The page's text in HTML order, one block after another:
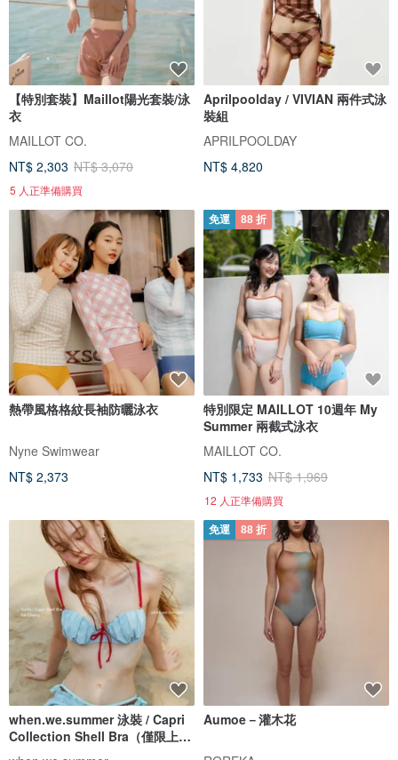
【特別套裝】Maillot陽光套裝/泳
衣
MAILLOT CO.
NT$ 2,303 NT$ 3,070
5 人正準備購買
Aprilpoolday / VIVIAN 兩件式泳
裝組
APRILPOOLDAY
NT$ 4,820
熱帶風格格紋長袖防曬泳衣
Nyne Swimwear
NT$ 2,373
免運 88 折
特別限定 MAILLOT 10週年 My
Summer 兩截式泳衣
MAILLOT CO.
NT$ 1,733 NT$ 1,969
12 人正準備購買
when.we.summer 泳裝 / Capri
Collection Shell Bra（僅限上
衣）
免運 88 折
Aumoe－灌木花